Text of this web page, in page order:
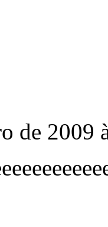
de 2009